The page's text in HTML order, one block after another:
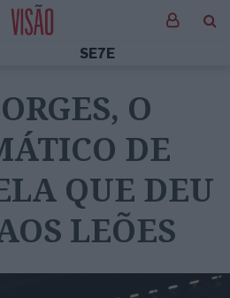
SE7E
O
DE
QUE DEU
LEÕES